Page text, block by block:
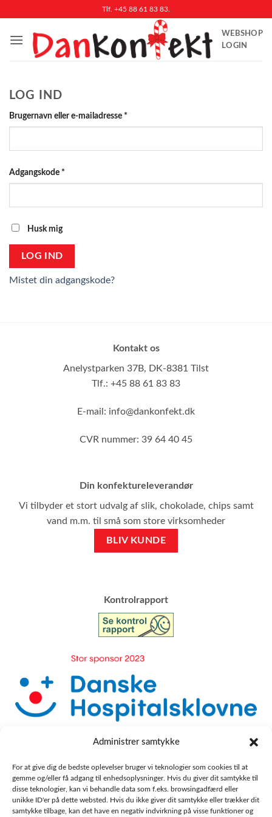
Administrer samtykke
For at give dig de bedste oplevelser bruger vi teknologier som cookies til at
gemme og/eller få adgang til enhedsoplysninger. Hvis du giver dit samtykke til
disse teknologier, kan vi behandle data som f.eks. browsingadfærd eller
unikke ID'er på dette websted. Hvis du ikke giver dit samtykke eller trækker dit
samtykke tilbage, kan det have en negativ indvirkning på visse funktioner og
indhold
Tlf. +45 88 61 83 83.
WEBSHOP
LOGIN
LOG IND
Brugernavn eller e-mailadresse *
Adgangskode *
Husk mig
LOG IND
Mistet din adgangskode?
Kontakt os
Anelystparken 37B, DK-8381 Tilst
Tlf.: +45 88 61 83 83
E-mail: info@dankonfekt.dk
CVR nummer: 39 64 40 45
Din konfektureleverandør
Vi tilbyder et stort udvalg af slik, chokolade, chips samt
vand m.m. til små som store virksomheder
BLIV KUNDE
​Kontrolrapport